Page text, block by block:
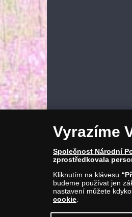
© Copyright 2026 - Národní
Vyrazíme
Společnost Národní
zprostředkovala
Kliknutím na klávesu
budeme používat jen
nastavení můžete
cookie